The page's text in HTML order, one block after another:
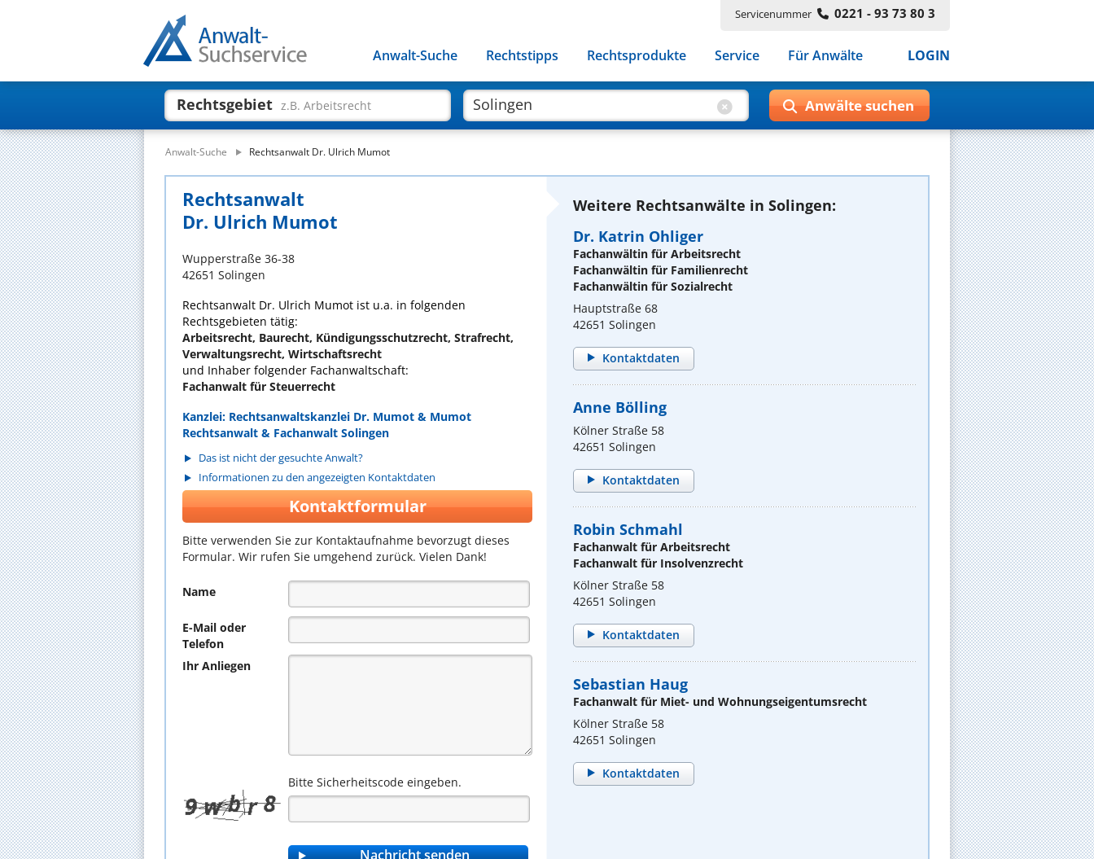
Servicenummer 0221 - 93 73 80 3
Anwalt-Suche Rechtstipps Rechtsprodukte Service Für Anwälte LOGIN
Rechtsgebiet z.B. Arbeitsrecht
Anwalt-Suche Rechtsanwalt Dr. Ulrich Mumot
Rechtsanwalt
Dr. Ulrich Mumot
Wupperstraße 36-38
42651 Solingen
Rechtsanwalt Dr. Ulrich Mumot ist u.a. in folgenden
Rechtsgebieten tätig:
Arbeitsrecht, Baurecht, Kündigungsschutzrecht, Strafrecht,
Verwaltungsrecht, Wirtschaftsrecht
und Inhaber folgender Fachanwaltschaft:
Fachanwalt für Steuerrecht
Kanzlei: Rechtsanwaltskanzlei Dr. Mumot & Mumot
Rechtsanwalt & Fachanwalt Solingen
Das ist nicht der gesuchte Anwalt?
Informationen zu den angezeigten Kontaktdaten
Kontaktformular
Bitte verwenden Sie zur Kontaktaufnahme bevorzugt dieses
Formular. Wir rufen Sie umgehend zurück. Vielen Dank!
Name
E-Mail oder
Telefon
Ihr Anliegen
Bitte Sicherheitscode eingeben.
Weitere Rechtsanwälte in Solingen:
Dr. Katrin Ohliger
Fachanwältin für Arbeitsrecht
Fachanwältin für Familienrecht
Fachanwältin für Sozialrecht
Hauptstraße 68
42651 Solingen
Kontaktdaten
Anne Bölling
Kölner Straße 58
42651 Solingen
Kontaktdaten
Robin Schmahl
Fachanwalt für Arbeitsrecht
Fachanwalt für Insolvenzrecht
Kölner Straße 58
42651 Solingen
Kontaktdaten
Sebastian Haug
Fachanwalt für Miet- und Wohnungseigentumsrecht
Kölner Straße 58
42651 Solingen
Kontaktdaten